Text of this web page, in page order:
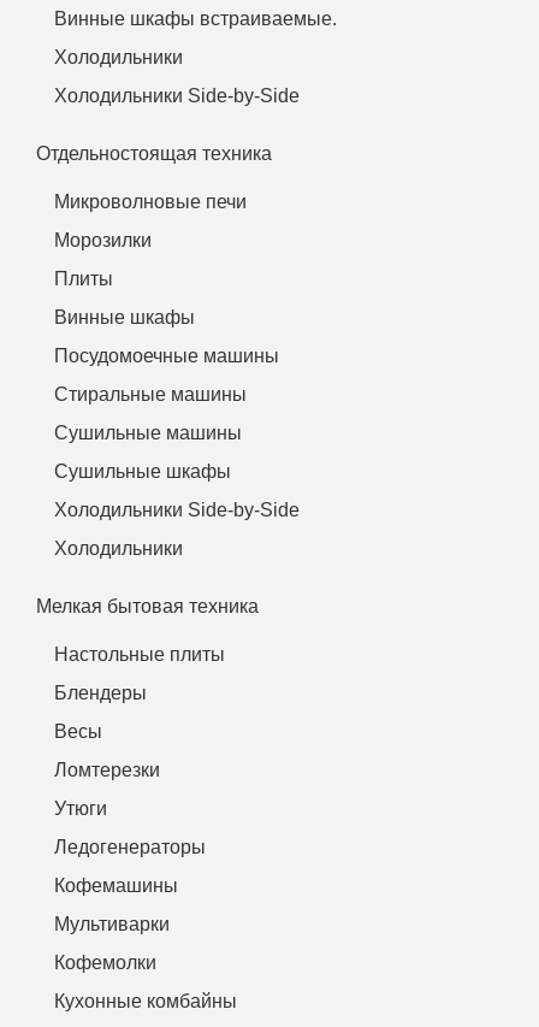
Винные шкафы встраиваемые.
Холодильники
Холодильники Side-by-Side
Отдельностоящая техника
Микроволновые печи
Морозилки
Плиты
Винные шкафы
Посудомоечные машины
Стиральные машины
Сушильные машины
Сушильные шкафы
Холодильники Side-by-Side
Холодильники
Мелкая бытовая техника
Настольные плиты
Блендеры
Весы
Ломтерезки
Утюги
Ледогенераторы
Кофемашины
Мультиварки
Кофемолки
Кухонные комбайны